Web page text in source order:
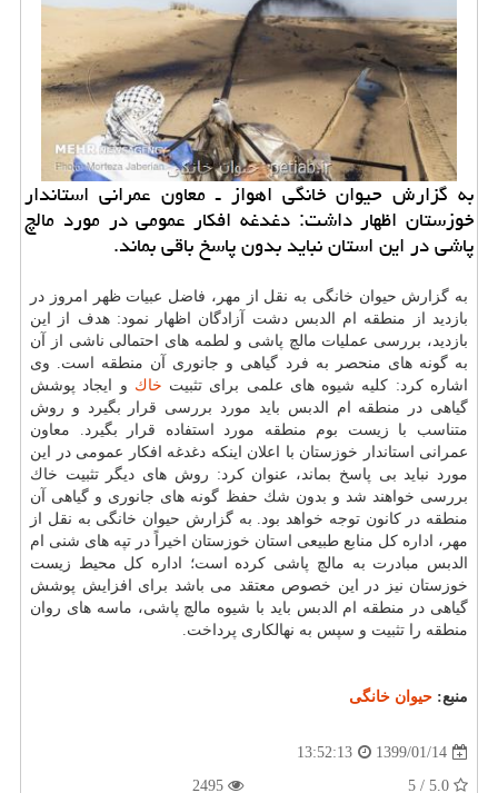
به گزارش حیوان خانگی اهواز ـ معاون عمرانی استاندار
خوزستان اظهار داشت: دغدغه افكار عمومی در مورد مالچ
پاشی در این استان نباید بدون پاسخ باقی بماند.
به گزارش حیوان خانگی به نقل از مهر، فاضل عبیات ظهر امروز در
بازدید از منطقه ام الدبس دشت آزادگان اظهار نمود: هدف از این
بازدید، بررسی عملیات مالچ پاشی و لطمه های احتمالی ناشی از آن
به گونه های منحصر به فرد گیاهی و جانوری آن منطقه است. وی
اشاره كرد: كلیه شیوه های علمی برای تثبیت خاك و ایجاد پوشش
گیاهی در منطقه ام الدبس باید مورد بررسی قرار بگیرد و روش
متناسب با زیست بوم منطقه مورد استفاده قرار بگیرد. معاون
عمرانی استاندار خوزستان با اعلان اینكه دغدغه افكار عمومی در این
مورد نباید بی پاسخ بماند، عنوان كرد: روش های دیگر تثبیت خاك
بررسی خواهند شد و بدون شك حفظ گونه های جانوری و گیاهی آن
منطقه در كانون توجه خواهد بود. به گزارش حیوان خانگی به نقل از
مهر، اداره كل منابع طبیعی استان خوزستان اخیراً در تپه های شنی ام
الدبس مبادرت به مالچ پاشی كرده است؛ اداره كل محیط زیست
خوزستان نیز در این خصوص معتقد می باشد برای افزایش پوشش
گیاهی در منطقه ام الدبس باید با شیوه مالچ پاشی، ماسه های روان
منطقه را تثبیت و سپس به نهالكاری پرداخت.
منبع: حیوان خانگی
1399/01/14
13:52:13